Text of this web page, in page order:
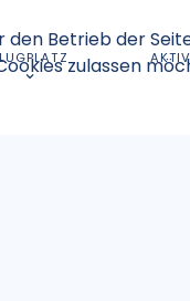
Betrieb der
zulassen